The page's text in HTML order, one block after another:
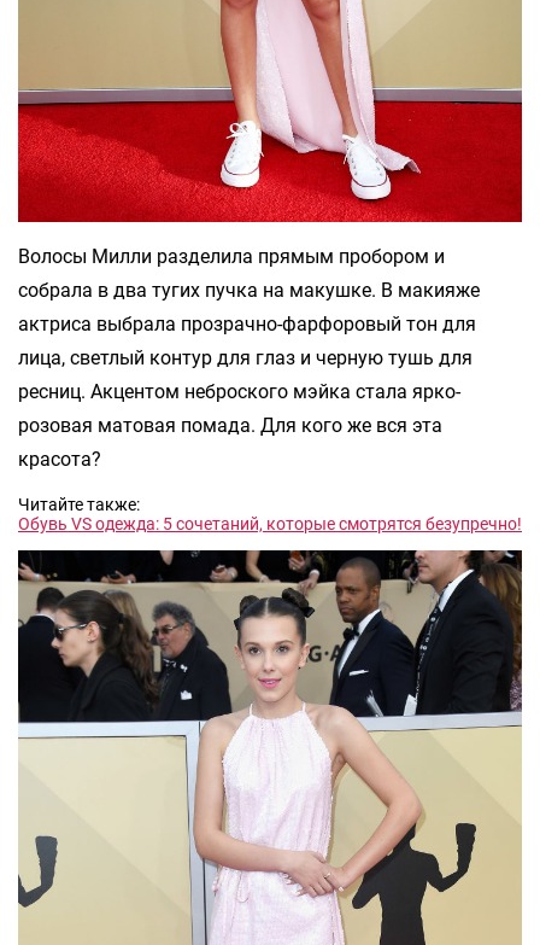
Волосы Милли разделила прямым пробором и
собрала в два тугих пучка на макушке. В макияже
актриса выбрала прозрачно-фарфоровый тон для
лица, светлый контур для глаз и черную тушь для
ресниц. Акцентом неброского мэйка стала ярко-
розовая матовая помада. Для кого же вся эта
красота?
Читайте также:
Обувь VS одежда: 5 сочетаний, которые смотрятся безупречно!